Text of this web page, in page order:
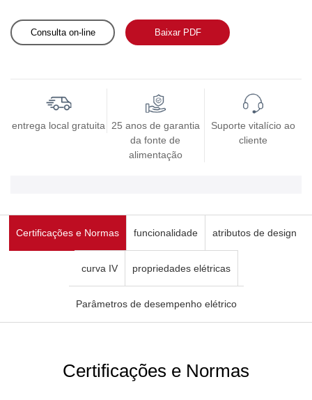
Consulta on-line Baixar PDF
entrega local gratuita
25 anos de garantia
da fonte de
alimentação
Suporte vitalício ao
cliente
Certificações e Normas funcionalidade atributos de design
curva IV propriedades elétricas
Parâmetros de desempenho elétrico
Certificações e Normas